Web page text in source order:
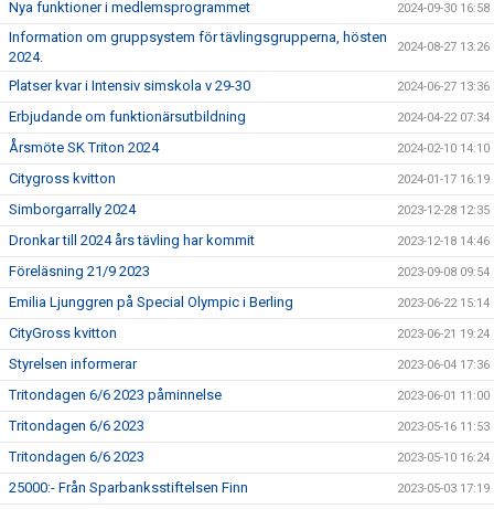
Nya funktioner i medlemsprogrammet 2024-09-30 16:58
Information om gruppsystem för tävlingsgrupperna, hösten
2024.
2024-08-27 13:26
Platser kvar i Intensiv simskola v 29-30 2024-06-27 13:36
Erbjudande om funktionärsutbildning 2024-04-22 07:34
Årsmöte SK Triton 2024 2024-02-10 14:10
Citygross kvitton 2024-01-17 16:19
Simborgarrally 2024 2023-12-28 12:35
Dronkar till 2024 års tävling har kommit 2023-12-18 14:46
Föreläsning 21/9 2023 2023-09-08 09:54
Emilia Ljunggren på Special Olympic i Berling 2023-06-22 15:14
CityGross kvitton 2023-06-21 19:24
Styrelsen informerar 2023-06-04 17:36
Tritondagen 6/6 2023 påminnelse 2023-06-01 11:00
Tritondagen 6/6 2023 2023-05-16 11:53
Tritondagen 6/6 2023 2023-05-10 16:24
25000:- Från Sparbanksstiftelsen Finn 2023-05-03 17:19